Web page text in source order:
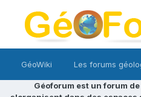
GéoWiki Les forums
Géoforum est un forum